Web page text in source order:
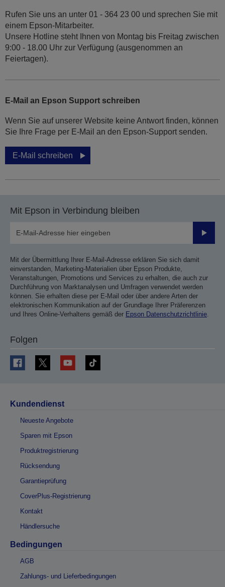
Rufen Sie uns an unter 01 - 364 23 00 und sprechen Sie mit
einem Epson-Mitarbeiter.
Unsere Hotline steht Ihnen von Montag bis Freitag zwischen
9:00 - 18.00 Uhr zur Verfügung (ausgenommen an
Feiertagen).
E-Mail an Epson Support schreiben
Wenn Sie auf unserer Website keine Antwort finden, können
Sie Ihre Frage per E-Mail an den Epson-Support senden.
E-Mail schreiben
Mit Epson in Verbindung bleiben
Mit der Übermittlung Ihrer E-Mail-Adresse erklären Sie sich damit
einverstanden, Marketing-Materialien über Epson Produkte,
Veranstaltungen, Promotions und Services zu erhalten, die auch zur
Durchführung von Marktanalysen und Umfragen verwendet werden
können. Sie erhalten diese per E-Mail oder über andere Arten der
elektronischen Kommunikation auf der Grundlage Ihrer Präferenzen
und Ihres Online-Verhaltens gemäß der Epson Datenschutzrichtlinie.
Folgen
Kundendienst
Neueste Angebote
Sparen mit Epson
Produktregistrierung
Rücksendung
Garantieprüfung
CoverPlus-Registrierung
Kontakt
Händlersuche
Bedingungen
AGB
Zahlungs- und Lieferbedingungen